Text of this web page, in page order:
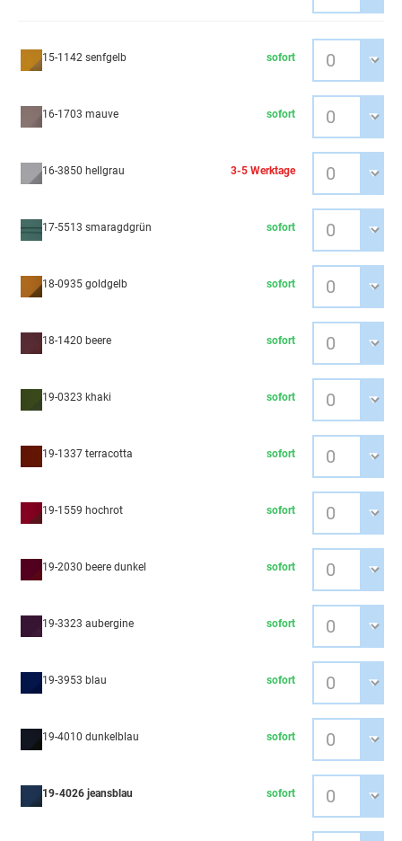
15-1142 senfgelb sofort
16-1703 mauve sofort
16-3850 hellgrau 3-5 Werktage
17-5513 smaragdgrün sofort
18-0935 goldgelb sofort
18-1420 beere sofort
19-0323 khaki sofort
19-1337 terracotta sofort
19-1559 hochrot sofort
19-2030 beere dunkel sofort
19-3323 aubergine sofort
19-3953 blau sofort
19-4010 dunkelblau sofort
19-4026 jeansblau sofort